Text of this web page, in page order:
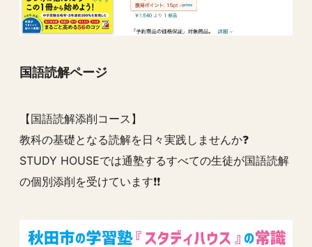
国語読解ページ
【国語読解添削コース】
教科の基礎となる読解を日々実践しませんか❓
STUDY HOUSEでは通塾するすべての生徒が国語読解
の個別添削を受けています❗️❗️